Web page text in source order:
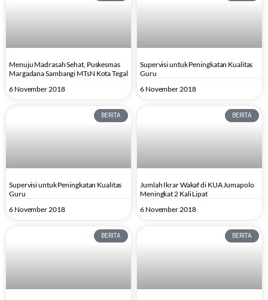
Menuju Madrasah Sehat, Puskesmas
Margadana Sambangi MTsN Kota Tegal
6 November 2018
Supervisi untuk Peningkatan Kualitas
Guru
6 November 2018
BERITA
Supervisi untuk Peningkatan Kualitas
Guru
6 November 2018
BERITA
Jumlah Ikrar Wakaf di KUA Jumapolo
Meningkat 2 Kali Lipat
6 November 2018
BERITA BERITA